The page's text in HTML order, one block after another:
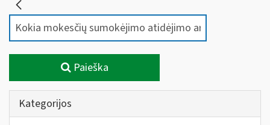
Paieška
Kategorijos